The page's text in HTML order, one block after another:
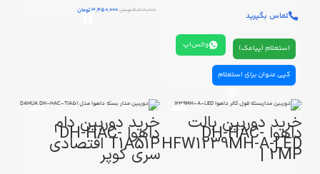
تماس بگیرید
استعلام (پیامک) واتس‌اپ
کپی عنوان برای استعلام
4,200,000تومان3,450,000تومان
خرید دوربین بالت
داهوا DH-HAC-
HFW1239MH-A-LED
| 2MP
خرید دوربین دام
داهوا DH-HAC-
T1A51P اقتصادیسری کوپر